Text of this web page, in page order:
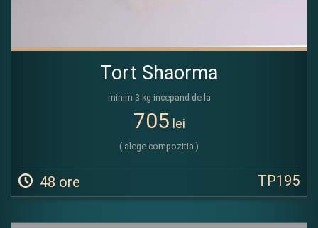
Tort Shaorma
minim 3 kg incepand de la
705 lei
( alege compozitia )
48 ore TP195